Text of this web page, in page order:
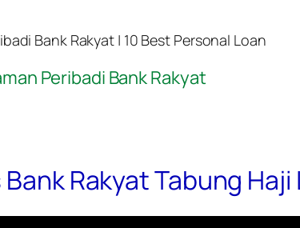
Bank Rakyat | 10 Best Personal Loan
Peribadi Bank Rakyat
Rakyat Tabung Haji